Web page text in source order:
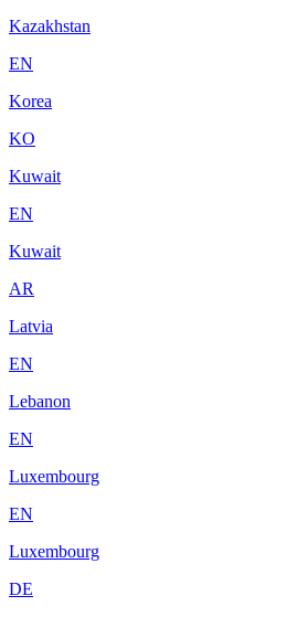
Kazakhstan
EN
Korea
KO
Kuwait
EN
Kuwait
AR
Latvia
EN
Lebanon
EN
Luxembourg
EN
Luxembourg
DE